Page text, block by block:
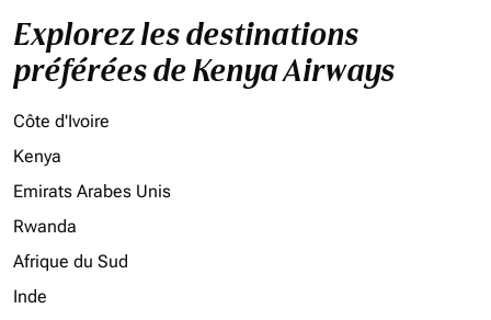
Explorez les destinations
préférées de Kenya Airways
Côte d'Ivoire
Kenya
Emirats Arabes Unis
Rwanda
Afrique du Sud
Inde